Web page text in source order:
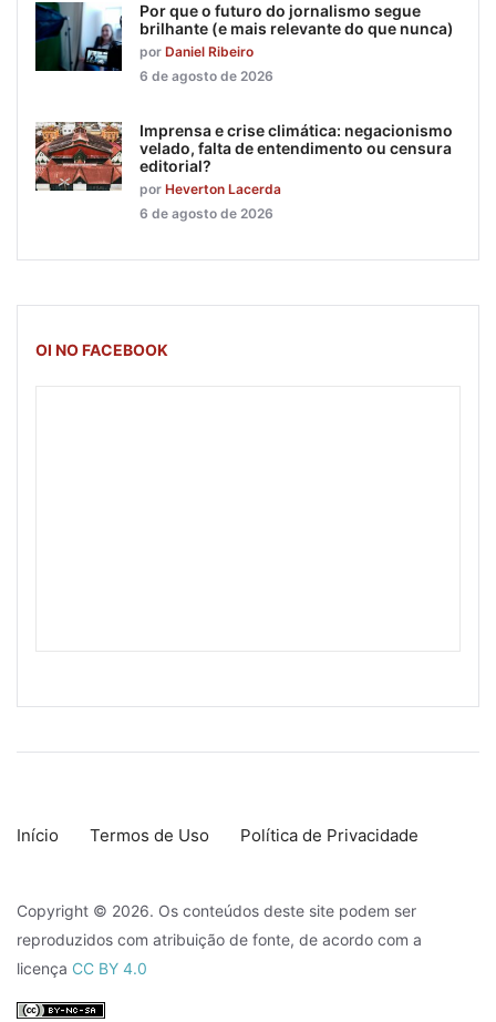
Por que o futuro do jornalismo segue
brilhante (e mais relevante do que nunca)
por Daniel Ribeiro
6 de agosto de 2026
Imprensa e crise climática: negacionismo
velado, falta de entendimento ou censura
editorial?
por Heverton Lacerda
6 de agosto de 2026
OI NO FACEBOOK
Início Termos de Uso Política de Privacidade
Copyright © 2026. Os conteúdos deste site podem ser
reproduzidos com atribuição de fonte, de acordo com a
licença CC BY 4.0